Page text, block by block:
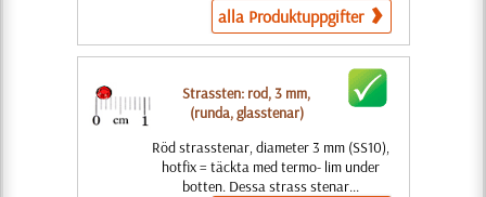
alla Produktuppgifter
Strassten: rod, 3 mm,
(runda, glasstenar)
Röd strasstenar, diameter 3 mm (SS10),
hotfix = täckta med termo- lim under
botten. Dessa strass stenar...